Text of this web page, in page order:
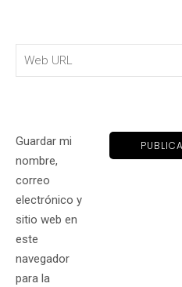
Guardar mi
nombre,
correo
electrónico y
sitio web en
este
navegador
para la